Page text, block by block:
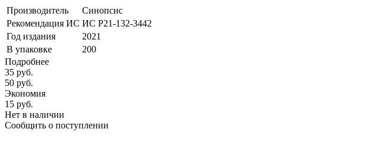
Производитель
Синопсис
Рекомендация ИС ИС Р21-132-3442
Год издания
2021
В упаковке
200
Подробнее
35 руб.
50 руб.
Экономия
15 руб.
Нет в наличии
Сообщить о поступлении